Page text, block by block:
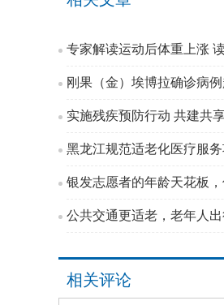
专家解读运动后体重上涨
刚果（金）埃博拉确诊病
实施残疾预防行动 共建共
黑龙江规范适老化医疗服务
银发志愿者的年龄天花板
公共交通更适老，老年人
相关评论